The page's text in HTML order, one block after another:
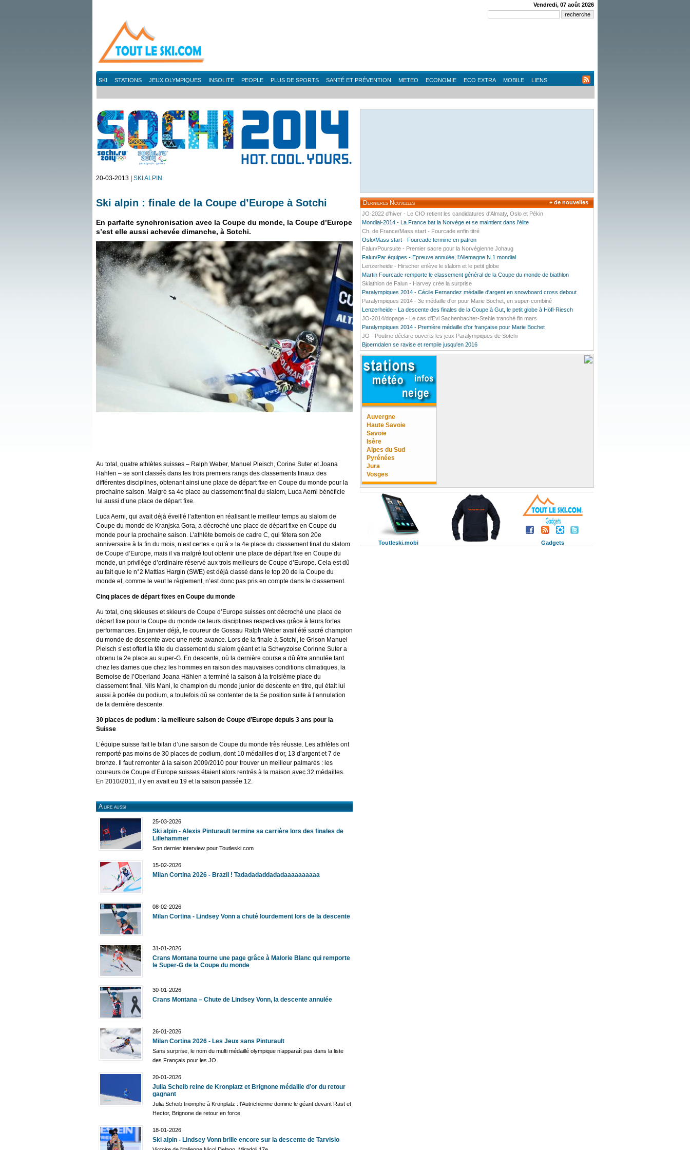
Vendredi, 07 août 2026
SKI STATIONS JEUX OLYMPIQUES INSOLITE PEOPLE PLUS DE SPORTS SANTÉ ET PRÉVENTION METEO ECONOMIE ECO EXTRA MOBILE LIENS
20-03-2013 | SKI ALPIN
Ski alpin : finale de la Coupe d’Europe à Sotchi
En parfaite synchronisation avec la Coupe du monde, la Coupe d’Europe
s’est elle aussi achevée dimanche, à Sotchi.
Au total, quatre athlètes suisses – Ralph Weber, Manuel Pleisch, Corine Suter et Joana
Hählen – se sont classés dans les trois premiers rangs des classements finaux des
différentes disciplines, obtenant ainsi une place de départ fixe en Coupe du monde pour la
prochaine saison. Malgré sa 4e place au classement final du slalom, Luca Aerni bénéficie
lui aussi d’une place de départ fixe.
Luca Aerni, qui avait déjà éveillé l’attention en réalisant le meilleur temps au slalom de
Coupe du monde de Kranjska Gora, a décroché une place de départ fixe en Coupe du
monde pour la prochaine saison. L’athlète bernois de cadre C, qui fêtera son 20e
anniversaire à la fin du mois, n’est certes « qu’à » la 4e place du classement final du slalom
de Coupe d’Europe, mais il va malgré tout obtenir une place de départ fixe en Coupe du
monde, un privilège d’ordinaire réservé aux trois meilleurs de Coupe d’Europe. Cela est dû
au fait que le n°2 Mattias Hargin (SWE) est déjà classé dans le top 20 de la Coupe du
monde et, comme le veut le règlement, n’est donc pas pris en compte dans le classement.
Cinq places de départ fixes en Coupe du monde
Au total, cinq skieuses et skieurs de Coupe d’Europe suisses ont décroché une place de
départ fixe pour la Coupe du monde de leurs disciplines respectives grâce à leurs fortes
performances. En janvier déjà, le coureur de Gossau Ralph Weber avait été sacré champion
du monde de descente avec une nette avance. Lors de la finale à Sotchi, le Grison Manuel
Pleisch s’est offert la tête du classement du slalom géant et la Schwyzoise Corinne Suter a
obtenu la 2e place au super-G. En descente, où la dernière course a dû être annulée tant
chez les dames que chez les hommes en raison des mauvaises conditions climatiques, la
Bernoise de l’Oberland Joana Hählen a terminé la saison à la troisième place du
classement final. Nils Mani, le champion du monde junior de descente en titre, qui était lui
aussi à portée du podium, a toutefois dû se contenter de la 5e position suite à l’annulation
de la dernière descente.
30 places de podium : la meilleure saison de Coupe d’Europe depuis 3 ans pour la
Suisse
L’équipe suisse fait le bilan d’une saison de Coupe du monde très réussie. Les athlètes ont
remporté pas moins de 30 places de podium, dont 10 médailles d’or, 13 d’argent et 7 de
bronze. Il faut remonter à la saison 2009/2010 pour trouver un meilleur palmarès : les
coureurs de Coupe d’Europe suisses étaient alors rentrés à la maison avec 32 médailles.
En 2010/2011, il y en avait eu 19 et la saison passée 12.
A lire aussi
25-03-2026
Ski alpin - Alexis Pinturault termine sa carrière lors des finales de
Lillehammer
Son dernier interview pour Toutleski.com
15-02-2026
Milan Cortina 2026 - Brazil ! Tadadadaddadadaaaaaaaaaa
08-02-2026
Milan Cortina - Lindsey Vonn a chuté lourdement lors de la descente
31-01-2026
Crans Montana tourne une page grâce à Malorie Blanc qui remporte
le Super-G de la Coupe du monde
30-01-2026
Crans Montana – Chute de Lindsey Vonn, la descente annulée
26-01-2026
Milan Cortina 2026 - Les Jeux sans Pinturault
Sans surprise, le nom du multi médaillé olympique n’apparaît pas dans la liste
des Français pour les JO
20-01-2026
Julia Scheib reine de Kronplatz et Brignone médaille d’or du retour
gagnant
Julia Scheib triomphe à Kronplatz : l'Autrichienne domine le géant devant Rast et
Hector, Brignone de retour en force
18-01-2026
Ski alpin - Lindsey Vonn brille encore sur la descente de Tarvisio
Dernieres Nouvelles
JO-2022 d'hiver - Le CIO retient les candidatures d'Almaty, Oslo et Pékin
Mondial-2014 - La France bat la Norvège et se maintient dans l'élite
Ch. de France/Mass start - Fourcade enfin titré
Oslo/Mass start - Fourcade termine en patron
Falun/Poursuite - Premier sacre pour la Norvégienne Johaug
Falun/Par équipes - Epreuve annulée, l'Allemagne N.1 mondial
Lenzerheide - Hirscher enlève le slalom et le petit globe
Martin Fourcade remporte le classement général de la Coupe du monde de biathlon
Skiathlon de Falun - Harvey crée la surprise
Paralympiques 2014 - Cécile Fernandez médaille d'argent en snowboard cross debout
Paralympiques 2014 - 3e médaille d'or pour Marie Bochet, en super-combiné
Lenzerheide - La descente des finales de la Coupe à Gut, le petit globe à Höfl-Riesch
JO-2014/dopage - Le cas d'Evi Sachenbacher-Stehle tranché fin mars
Paralympiques 2014 - Première médaille d'or française pour Marie Bochet
JO - Poutine déclare ouverts les jeux Paralympiques de Sotchi
Bjoerndalen se ravise et rempile jusqu'en 2016
+ de nouvelles
Auvergne
Haute Savoie
Savoie
Isère
Alpes du Sud
Pyrénées
Jura
Vosges
Toutleski.mobi Gadgets